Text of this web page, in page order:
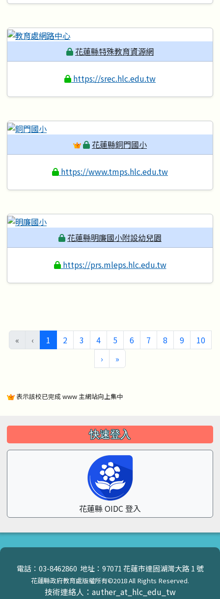
花蓮縣特殊教育資源網
https://srec.hlc.edu.tw
花蓮縣銅門國小
https://www.tmps.hlc.edu.tw
花蓮縣明廉國小附設幼兒園
https://prs.mleps.hlc.edu.tw
« ‹ 1 (目前頁次)
2 3 4 5 6 7 8 9
10
›下一頁
»最後頁
表示該校已完成 www 主網站向上集中
左邊區域內容 快速登入
花蓮縣 OIDC 登入
頁尾區域內容
電話：03-8462860 地址：97071 花蓮市達固湖灣大路 1 號
花蓮縣政府教育處版權所有©2018 All Rights Reserved.
技術連絡人：auther_at_hlc_edu_tw